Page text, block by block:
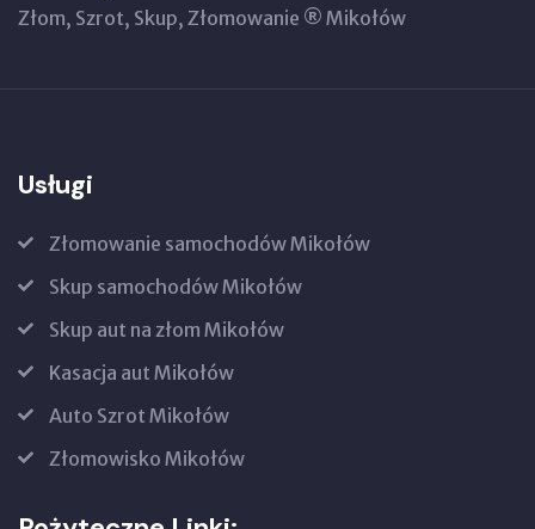
Złom, Szrot, Skup, Złomowanie ® Mikołów
Usługi
Złomowanie samochodów Mikołów
Skup samochodów Mikołów
Skup aut na złom Mikołów
Kasacja aut Mikołów
Auto Szrot Mikołów
Złomowisko Mikołów